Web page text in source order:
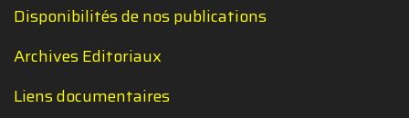
Disponibilités de nos publications
Archives Editoriaux
Liens documentaires